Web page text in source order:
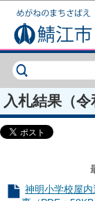
このペ
入札結果（
神明小学校屋